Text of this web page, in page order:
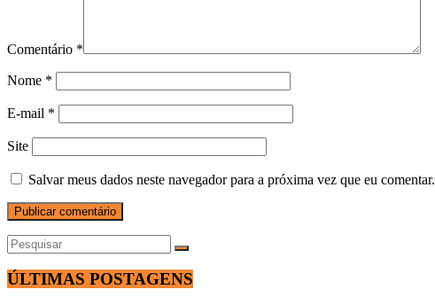
Comentário *
Nome *
E-mail *
Site
Salvar meus dados neste navegador para a próxima vez que eu comentar.
ÚLTIMAS POSTAGENS